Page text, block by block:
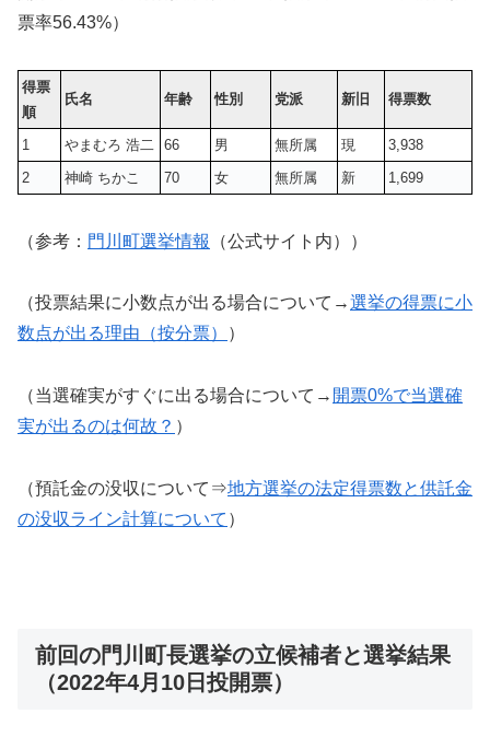
票率56.43%）
得票
順
氏名 年齢 性別 党派 新旧 得票数
1 やまむろ 浩二 66 男 無所属 現
3,938
2
神崎 ちかこ 70 女 無所属 新 1,699
（参考： 門川町選挙情報 （公式サイト内））
（投票結果に小数点が出る場合について→選挙の得票に小
数点が出る理由（按分票）
）
（当選確実がすぐに出る場合について→ 開票0%で当選確
実が出るのは何故？ ）
（預託金の没収について⇒地方選挙の法定得票数と供託金
の没収ライン計算について ）
前回の門川町長選挙の立候補者と選挙結果
（2022年4月10日投開票）